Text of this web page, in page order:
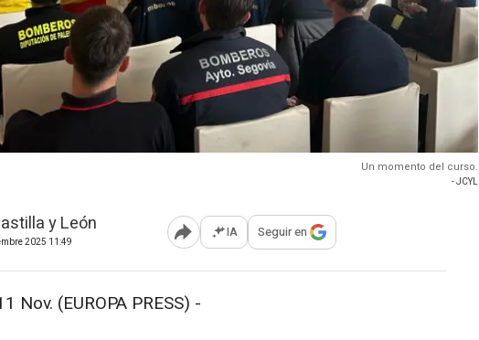
Un momento del curso.
- JCYL
y León
2025 11:49 Abrir opciones para compartir
IA Seguir en
Nov. (EUROPA PRESS) -